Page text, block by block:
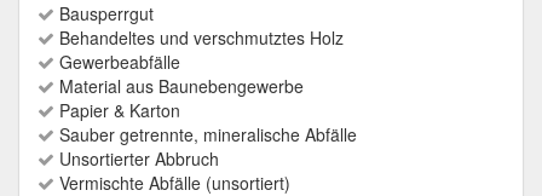
Bausperrgut
Behandeltes und verschmutztes Holz
Gewerbeabfälle
Material aus Baunebengewerbe
Papier & Karton
Sauber getrennte, mineralische Abfälle
Unsortierter Abbruch
Vermischte Abfälle (unsortiert)